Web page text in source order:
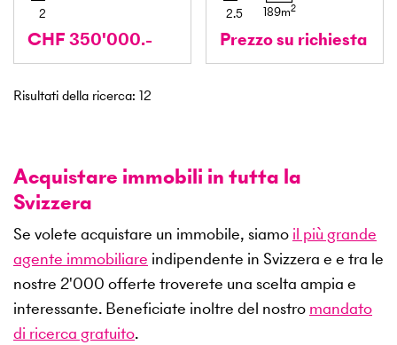
2
CHF 350'000.-
2.5 189m2
Prezzo su richiesta
Risultati della ricerca: 12
Acquistare immobili in tutta la
Svizzera
Se volete acquistare un immobile, siamo il più grande
agente immobiliare indipendente in Svizzera e e tra le
nostre 2'000 offerte troverete una scelta ampia e
interessante. Beneficiate inoltre del nostro mandato
di ricerca gratuito.